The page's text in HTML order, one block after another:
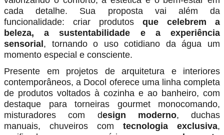
cada detalhe. Sua proposta vai além da
funcionalidade: criar produtos que celebrem a
beleza, a sustentabilidade e a experiência
sensorial , tornando o uso cotidiano da água um
momento especial e consciente.
Presente em projetos de arquitetura e interiores
contemporâneos, a Docol oferece uma linha completa
de produtos voltados à cozinha e ao banheiro, com
destaque para torneiras gourmet monocomando,
misturadores com design moderno, duchas
manuais, chuveiros com tecnologia exclusiva,